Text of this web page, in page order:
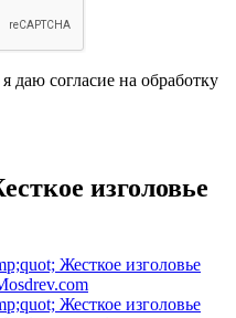
я даю согласие на обработку
изголовье